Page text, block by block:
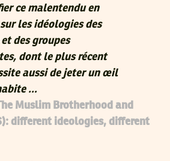
ce malentendu en
les idéologies des
des groupes
dont le plus récent
aussi de jeter un œil
…
Muslim Brotherhood and
different ideologies, different